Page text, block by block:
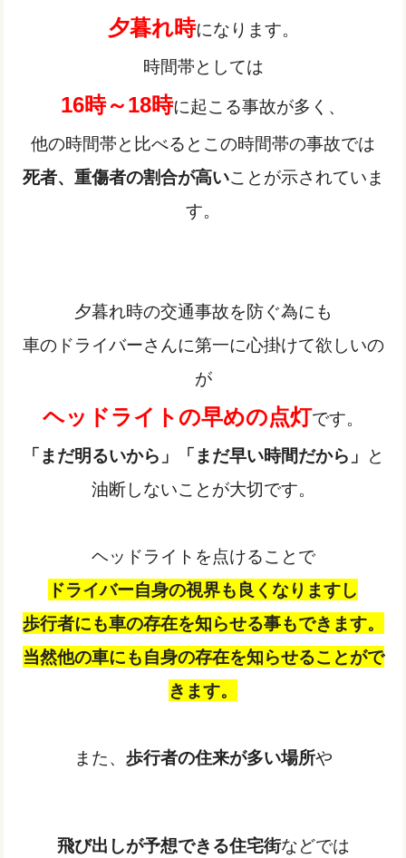
夕暮れ時になります。
時間帯としては
16時～18時に起こる事故が多く、
他の時間帯と比べるとこの時間帯の事故では
死者、重傷者の割合が高いことが示されていま
す。
夕暮れ時の交通事故を防ぐ為にも
車のドライバーさんに第一に心掛けて欲しいの
が
ヘッドライトの早めの点灯です。
「まだ明るいから」「まだ早い時間だから」
と
油断しないことが大切です。
ヘッドライトを点けることで
ドライバー自身の視界も良くなりますし
歩行者にも車の存在を知らせる事もできます。
当然他の車にも自身の存在を知らせることがで
きます。
また、 歩行者の住来が多い場所や
飛び出しが予想できる住宅街などでは